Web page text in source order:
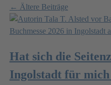
← Ältere Beiträge
Hat sich die
Ingolstadt für mich